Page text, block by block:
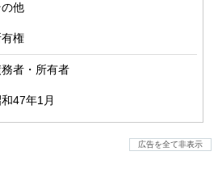
の他
有権
者・所有者
47年1月
広告を全て非表示